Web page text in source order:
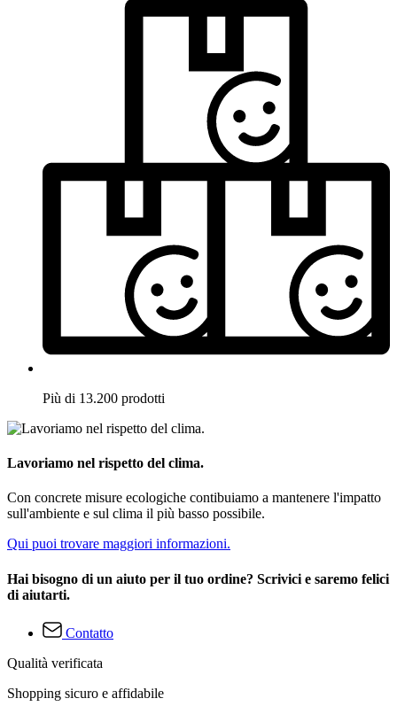
Più di 13.200 prodotti
Lavoriamo nel rispetto del clima.
Con concrete misure ecologiche contibuiamo a mantenere l'impatto
sull'ambiente e sul clima il più basso possibile.
Qui puoi trovare maggiori informazioni.
Hai bisogno di un aiuto per il tuo ordine? Scrivici e saremo felici
di aiutarti.
Contatto
Qualità verificata
Shopping sicuro e affidabile